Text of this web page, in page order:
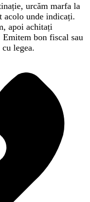
urcăm marfa la
acolo unde indicați.
apoi achitați
Emitem bon fiscal sau
legea.